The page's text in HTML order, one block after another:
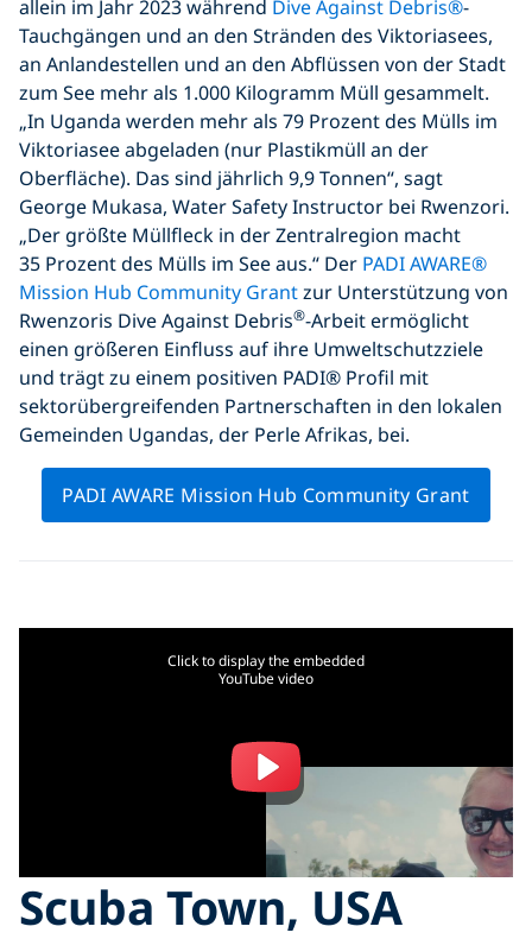
allein im Jahr 2023 während Dive Against Debris®-
Tauchgängen und an den Stränden des Viktoriasees,
an Anlandestellen und an den Abflüssen von der Stadt
zum See mehr als 1.000 Kilogramm Müll gesammelt.
„In Uganda werden mehr als 79 Prozent des Mülls im
Viktoriasee abgeladen (nur Plastikmüll an der
Oberfläche). Das sind jährlich 9,9 Tonnen“, sagt
George Mukasa, Water Safety Instructor bei Rwenzori.
„Der größte Müllfleck in der Zentralregion macht
35 Prozent des Mülls im See aus.“ Der PADI AWARE®
Mission Hub Community Grantzur Unterstützung von
Rwenzoris Dive Against Debris®-Arbeit ermöglicht
einen größeren Einfluss auf ihre Umweltschutzziele
und trägt zu einem positiven PADI® Profil mit
sektorübergreifenden Partnerschaften in den lokalen
Gemeinden Ugandas, der Perle Afrikas, bei.
PADI AWARE Mission Hub Community Grant
Click to display the embedded
YouTube video
Scuba Town, USA